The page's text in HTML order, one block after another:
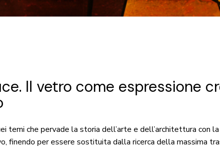
Il vetro come espressione
temi che pervade la storia dell’arte e dell’architettura con
finendo per essere sostituita dalla ricerca della massima